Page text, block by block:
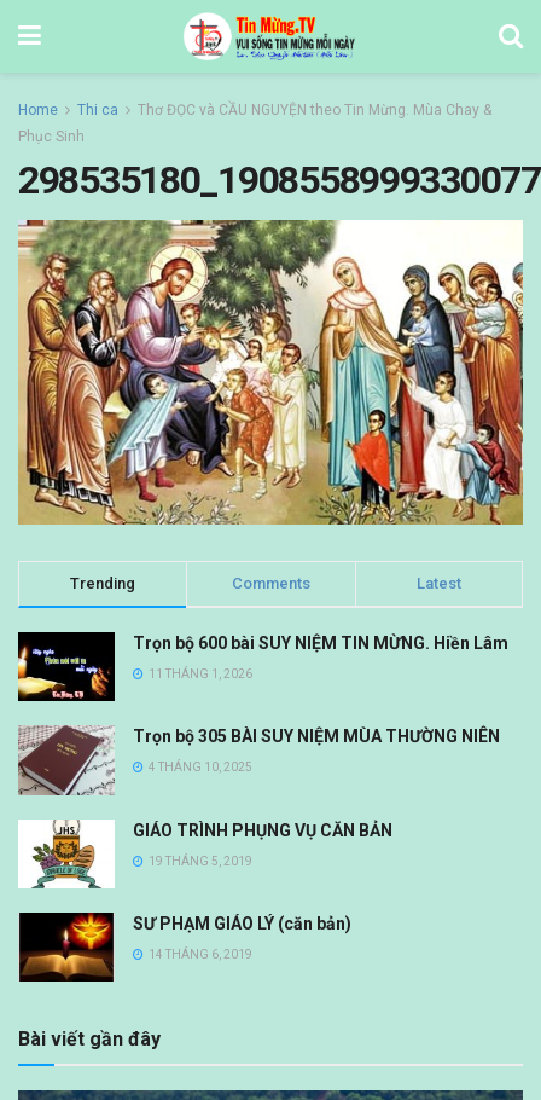
Home Thi ca
Thơ ĐỌC và CẦU NGUYỆN theo Tin Mừng. Mùa Chay &
Phục Sinh
Trending Comments Latest
Trọn bộ 600 bài SUY NIỆM TIN MỪNG. Hiền Lâm
11 THÁNG 1, 2026
Trọn bộ 305 BÀI SUY NIỆM MÙA THƯỜNG NIÊN
4 THÁNG 10, 2025
GIÁO TRÌNH PHỤNG VỤ CĂN BẢN
19 THÁNG 5, 2019
SƯ PHẠM GIÁO LÝ (căn bản)
14 THÁNG 6, 2019
Bài viết gần đây